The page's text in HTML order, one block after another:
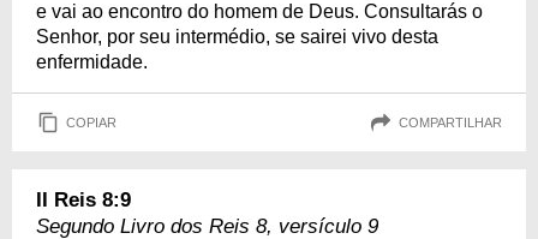
e vai ao encontro do homem de Deus. Consultarás o
Senhor, por seu intermédio, se sairei vivo desta
enfermidade.
COPIAR COMPARTILHAR
II Reis 8:9
Segundo Livro dos Reis 8, versículo 9